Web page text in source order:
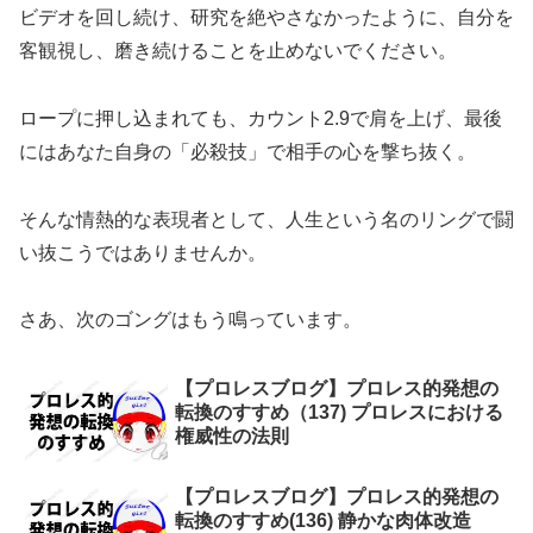
ビデオを回し続け、研究を絶やさなかったように、自分を
客観視し、磨き続けることを止めないでください。
ロープに押し込まれても、カウント2.9で肩を上げ、最後
にはあなた自身の「必殺技」で相手の心を撃ち抜く。
そんな情熱的な表現者として、人生という名のリングで闘
い抜こうではありませんか。
さあ、次のゴングはもう鳴っています。
【プロレスブログ】プロレス的発想の
転換のすすめ（137) プロレスにおける
権威性の法則
【プロレスブログ】プロレス的発想の
転換のすすめ(136) 静かな肉体改造